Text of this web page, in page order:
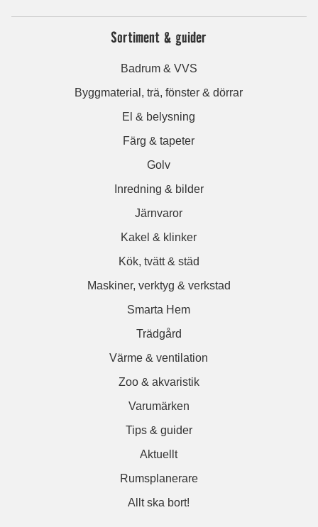
Sortiment & guider
Badrum & VVS
Byggmaterial, trä, fönster & dörrar
El & belysning
Färg & tapeter
Golv
Inredning & bilder
Järnvaror
Kakel & klinker
Kök, tvätt & städ
Maskiner, verktyg & verkstad
Smarta Hem
Trädgård
Värme & ventilation
Zoo & akvaristik
Varumärken
Tips & guider
Aktuellt
Rumsplanerare
Allt ska bort!